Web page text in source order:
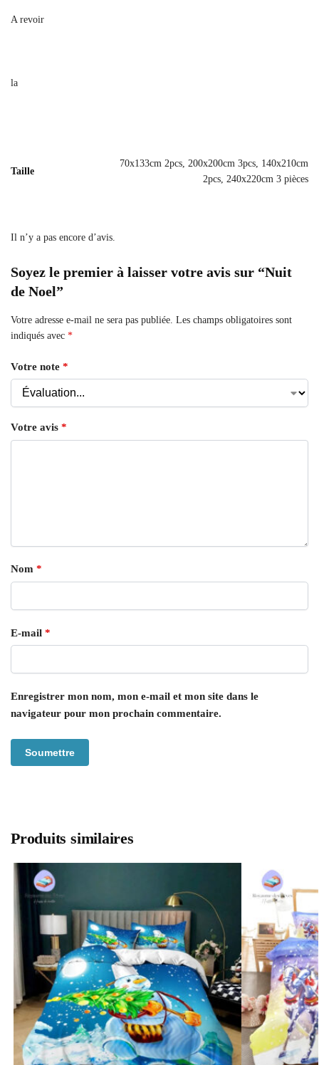
A revoir
la
Taille
70x133cm 2pcs, 200x200cm 3pcs, 140x210cm
2pcs, 240x220cm 3 pièces
Il n’y a pas encore d’avis.
Soyez le premier à laisser votre avis sur “Nuit
de Noel”
Votre adresse e-mail ne sera pas publiée. Les champs obligatoires sont
indiqués avec *
Votre note *
Votre avis *
Nom *
E-mail *
Enregistrer mon nom, mon e-mail et mon site dans le
navigateur pour mon prochain commentaire.
Produits similaires